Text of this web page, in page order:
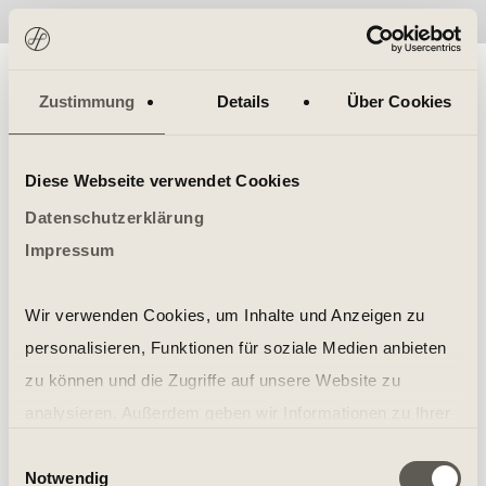
Zustimmung Details Über Cookies
Diese Webseite verwendet Cookies
Datenschutzerklärung
Impressum
Wir verwenden Cookies, um Inhalte und Anzeigen zu
personalisieren, Funktionen für soziale Medien anbieten
zu können und die Zugriffe auf unsere Website zu
soziale Medien, Werbung und Analysen weiter. Unsere
Notwendig